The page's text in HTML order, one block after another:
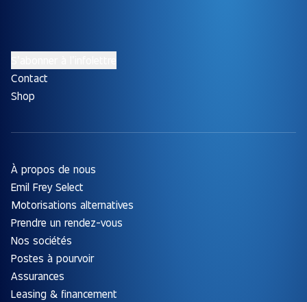
Contact
Shop
À propos de nous
Emil Frey Select
Motorisations alternatives
Prendre un rendez-vous
Nos sociétés
Postes à pourvoir
Assurances
Leasing & financement